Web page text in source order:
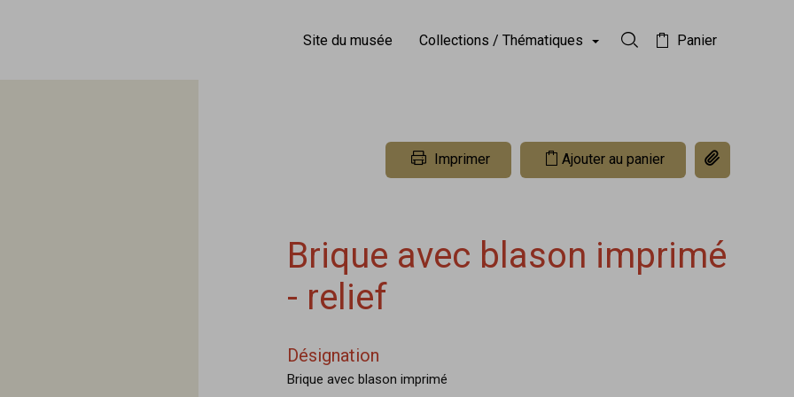
Site du musée Collections / Thématiques Rechercher dans la
Panier
Imprimer Ajouter au panier Copier le lien
Brique avec blason imprimé
- relief
Désignation
Brique avec blason imprimé